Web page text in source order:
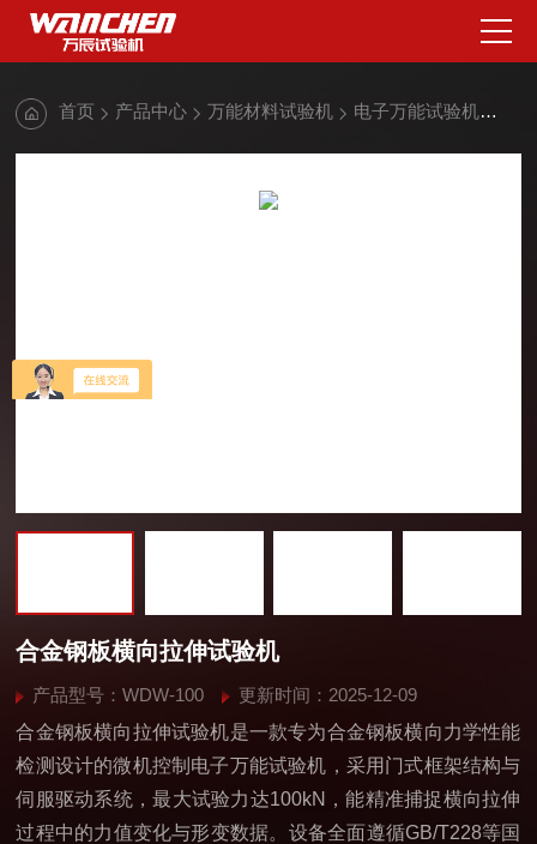
首页 产品中心 万能材料试验机 电子万能试验机
合金钢板横向拉伸试验机
产品型号：WDW-100
更新时间：2025-12-09
合金钢板横向拉伸试验机是一款专为合金钢板横向力学性能
检测设计的微机控制电子万能试验机，采用门式框架结构与
伺服驱动系统，最大试验力达100kN，能精准捕捉横向拉伸
过程中的力值变化与形变数据。设备全面遵循GB/T228等国